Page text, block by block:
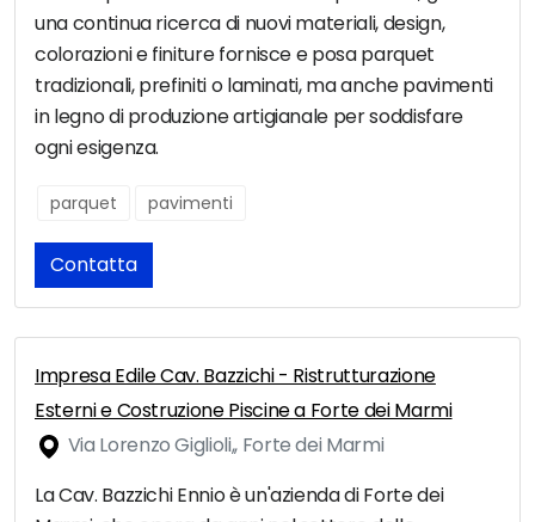
una continua ricerca di nuovi materiali, design,
colorazioni e finiture fornisce e posa parquet
tradizionali, prefiniti o laminati, ma anche pavimenti
in legno di produzione artigianale per soddisfare
ogni esigenza.
parquet pavimenti
Contatta
Impresa Edile Cav. Bazzichi - Ristrutturazione
Esterni e Costruzione Piscine a Forte dei Marmi
Via Lorenzo Giglioli,, Forte dei Marmi
La Cav. Bazzichi Ennio è un'azienda di Forte dei